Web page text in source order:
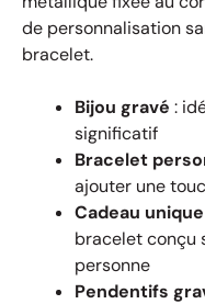
de personnalisation
bracelet.
Bijou gravé :
significatif
Bracelet
ajouter une
Cadeau unique
bracelet conçu
personne
Pendentifs